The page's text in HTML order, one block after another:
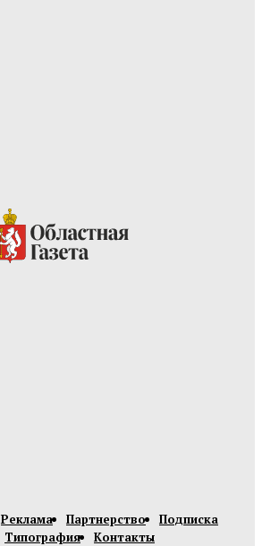
Реклама Партнерство
Подписка
Типография
Контакты